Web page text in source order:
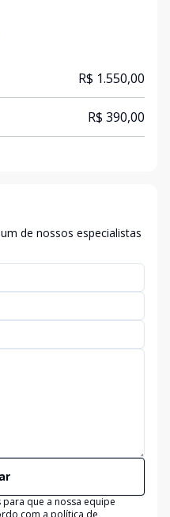
R$ 1.550,00
R$ 390,00
de nossos especialistas
que a nossa equipe
com a política de